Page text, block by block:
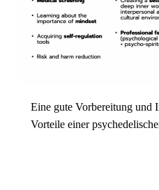
Eine gute Vorbereitung und
Vorteile einer